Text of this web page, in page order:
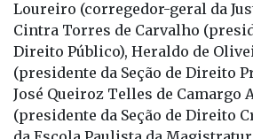
Direito Público), Heraldo de
(presidente da Seção de Direito
José Queiroz Telles de Camargo
(presidente da Seção de Direito
da Escola Paulista da
desembargador Gilson Delgado